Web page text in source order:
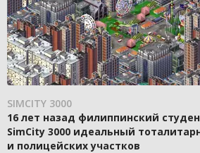
SIMCITY 3000
16 лет назад филиппинский
SimCity 3000 идеальный
и полицейских участков